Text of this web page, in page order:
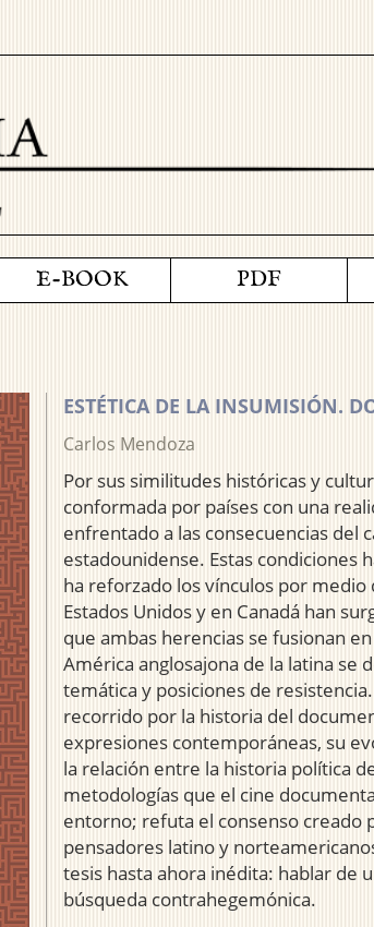
E-BOOK PDF
ESTÉTICA DE LA INSUMISIÓN.
Carlos Mendoza
Por sus similitudes históricas y
conformada por países con una
enfrentado a las consecuencias del
estadounidense. Estas condiciones
ha reforzado los vínculos por
Estados Unidos y en Canadá han
que ambas herencias se fusionan
América anglosajona de la latina se
temática y posiciones de resistencia.
recorrido por la historia del
expresiones contemporáneas, su
la relación entre la historia política
metodologías que el cine
entorno; refuta el consenso creado
pensadores latino y
tesis hasta ahora inédita: hablar de
búsqueda contrahegemónica.